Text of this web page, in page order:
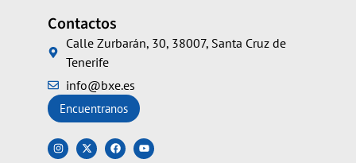
Contactos
Calle Zurbarán, 30, 38007, Santa Cruz de
Tenerife
info@bxe.es
Encuentranos